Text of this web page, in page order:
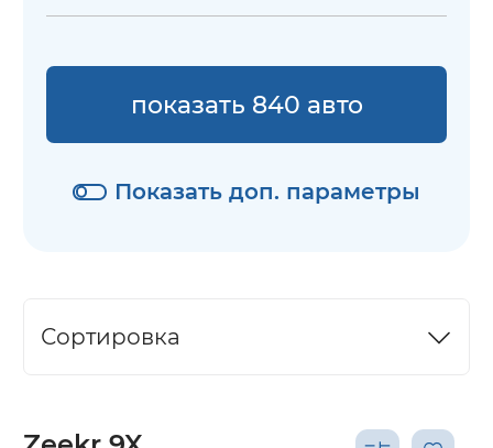
Показать доп. параметры
показать 840 авто
Сортировка